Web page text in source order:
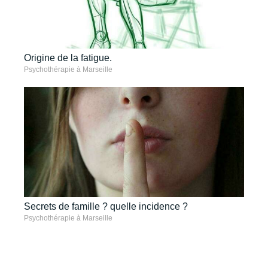
Origine de la fatigue.
Psychothérapie à Marseille
Secrets de famille ? quelle incidence ?
Psychothérapie à Marseille